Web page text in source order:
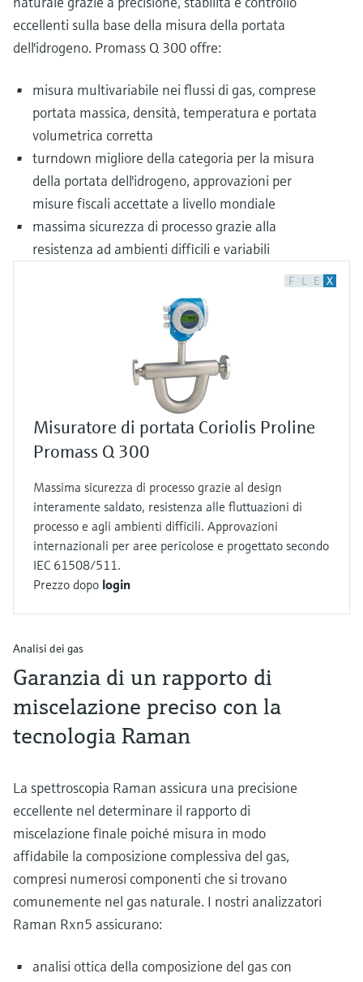
eccellenti sulla base della misura della portata
dell'idrogeno. Promass Q 300 offre:
misura multivariabile nei flussi di gas, comprese
portata massica, densità, temperatura e portata
volumetrica corretta
turndown migliore della categoria per la misura
della portata dell'idrogeno, approvazioni per
misure fiscali accettate a livello mondiale
massima sicurezza di processo grazie alla
resistenza ad ambienti difficili e variabili
F L E X
Misuratore di portata Coriolis Proline
Promass Q 300
Massima sicurezza di processo grazie al design
interamente saldato, resistenza alle fluttuazioni di
processo e agli ambienti difficili. Approvazioni
internazionali per aree pericolose e progettato secondo
IEC 61508/511.
Prezzo dopo login
Analisi dei gas
Garanzia di un rapporto di
miscelazione preciso con la
tecnologia Raman
La spettroscopia Raman assicura una precisione
eccellente nel determinare il rapporto di
miscelazione finale poiché misura in modo
affidabile la composizione complessiva del gas,
compresi numerosi componenti che si trovano
comunemente nel gas naturale. I nostri analizzatori
Raman Rxn5 assicurano:
analisi ottica della composizione del gas con